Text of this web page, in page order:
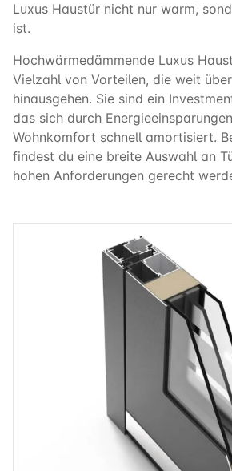
Luxus Haustür nicht nur warm,
ist.
Hochwärmedämmende Luxus
Vielzahl von Vorteilen, die weit
hinausgehen. Sie sind ein
das sich durch
Wohnkomfort schnell amortisiert.
findest du eine breite Auswahl an
hohen Anforderungen gerecht